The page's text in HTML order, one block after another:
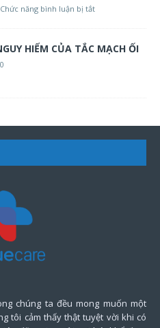
Chức năng bình luận bị tắt
HIỂM CỦA TẮC MẠCH ỐI
0
chúng ta đều mong muốn một
tôi cảm thấy thật tuyệt vời khi có